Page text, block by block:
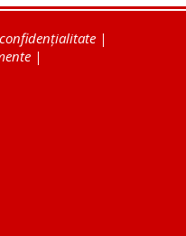
|
|